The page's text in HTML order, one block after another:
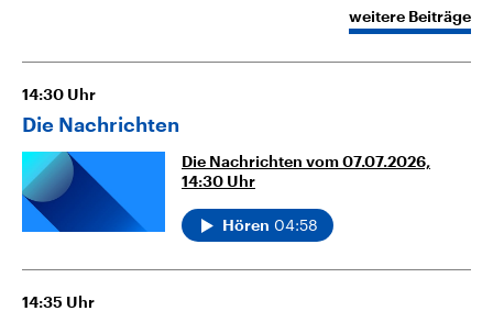
weitere Beiträge
14:30 Uhr
Die Nachrichten
Die Nachrichten vom 07.07.2026,
14:30 Uhr
Hören 04:58
14:35 Uhr